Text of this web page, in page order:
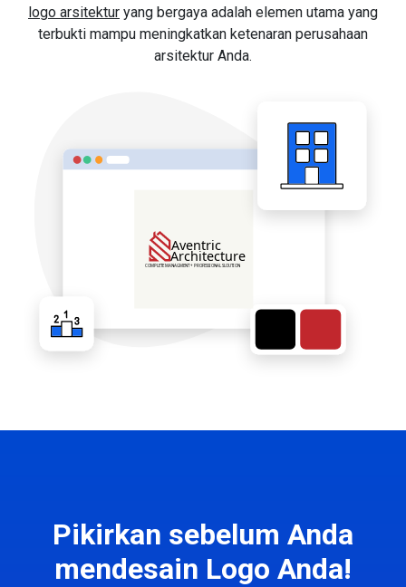
logo arsitektur yang bergaya adalah elemen utama yang
terbukti mampu meningkatkan ketenaran perusahaan
arsitektur Anda.
Pikirkan sebelum Anda
mendesain Logo Anda!